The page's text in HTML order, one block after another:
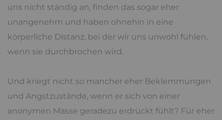
uns nicht ständig an, finden das sogar eher
unangenehm und haben ohnehin in eine
körperliche Distanz, bei der wir uns unwohl fühlen,
wenn sie durchbrochen wird.
Und kriegt nicht so mancher eher Beklemmungen
und Angstzustände, wenn er sich von einer
anonymen Masse geradezu erdrückt fühlt? Für eher